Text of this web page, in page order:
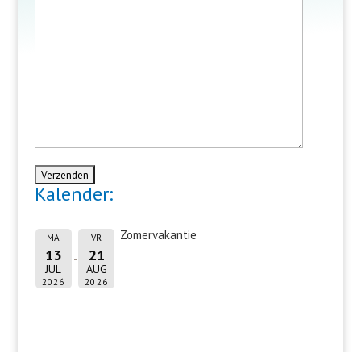
Kalender:
MA
13
JUL
2026
VR
21
AUG
2026
Zomervakantie